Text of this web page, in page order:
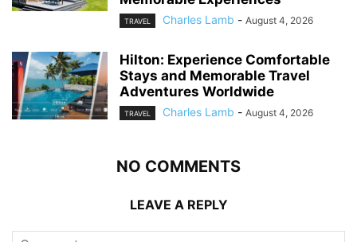
TRAVEL Charles Lamb - August 4, 2026
Hilton: Experience Comfortable
Stays and Memorable Travel
Adventures Worldwide
TRAVEL Charles Lamb - August 4, 2026
NO COMMENTS
LEAVE A REPLY